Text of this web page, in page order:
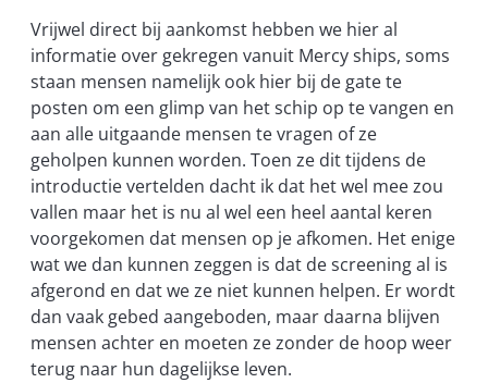
Vrijwel direct bij aankomst hebben we hier al
informatie over gekregen vanuit Mercy ships, soms
staan mensen namelijk ook hier bij de gate te
posten om een glimp van het schip op te vangen en
aan alle uitgaande mensen te vragen of ze
geholpen kunnen worden. Toen ze dit tijdens de
introductie vertelden dacht ik dat het wel mee zou
vallen maar het is nu al wel een heel aantal keren
voorgekomen dat mensen op je afkomen. Het enige
wat we dan kunnen zeggen is dat de screening al is
afgerond en dat we ze niet kunnen helpen. Er wordt
dan vaak gebed aangeboden, maar daarna blijven
mensen achter en moeten ze zonder de hoop weer
terug naar hun dagelijkse leven.